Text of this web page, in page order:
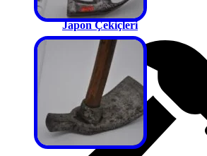
Japon Çekiçleri